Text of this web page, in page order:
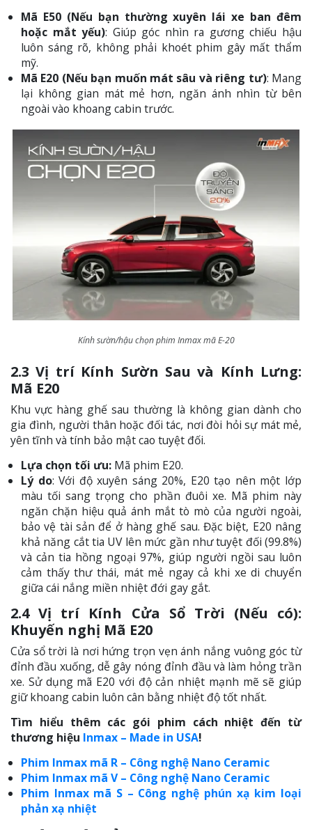
Mã E50 (Nếu bạn thường xuyên lái xe ban đêm
hoặc mắt yếu): Giúp góc nhìn ra gương chiếu hậu
luôn sáng rõ, không phải khoét phim gây mất thẩm
mỹ.
Mã E20 (Nếu bạn muốn mát sâu và riêng tư): Mang
lại không gian mát mẻ hơn, ngăn ánh nhìn từ bên
ngoài vào khoang cabin trước.
Kính sườn/hậu chọn phim Inmax mã E-20
2.3 Vị trí Kính Sườn Sau và Kính Lưng:
Mã E20
Khu vực hàng ghế sau thường là không gian dành cho
gia đình, người thân hoặc đối tác, nơi đòi hỏi sự mát mẻ,
yên tĩnh và tính bảo mật cao tuyệt đối.
Lựa chọn tối ưu: Mã phim E20.
Lý do: Với độ xuyên sáng 20%, E20 tạo nên một lớp
màu tối sang trọng cho phần đuôi xe. Mã phim này
ngăn chặn hiệu quả ánh mắt tò mò của người ngoài,
bảo vệ tài sản để ở hàng ghế sau. Đặc biệt, E20 nâng
khả năng cắt tia UV lên mức gần như tuyệt đối (99.8%)
và cản tia hồng ngoại 97%, giúp người ngồi sau luôn
cảm thấy thư thái, mát mẻ ngay cả khi xe di chuyển
giữa cái nắng miền nhiệt đới gay gắt.
2.4 Vị trí Kính Cửa Sổ Trời (Nếu có):
Khuyến nghị Mã E20
Cửa sổ trời là nơi hứng trọn vẹn ánh nắng vuông góc từ
đỉnh đầu xuống, dễ gây nóng đỉnh đầu và làm hỏng trần
xe. Sử dụng mã E20 với độ cản nhiệt mạnh mẽ sẽ giúp
giữ khoang cabin luôn cân bằng nhiệt độ tốt nhất.
Tìm hiểu thêm các gói phim cách nhiệt đến từ
thương hiệu Inmax – Made in USA!
Phim Inmax mã R – Công nghệ Nano Ceramic
Phim Inmax mã V – Công nghệ Nano Ceramic
Phim Inmax mã S – Công nghệ phún xạ kim loại
phản xạ nhiệt